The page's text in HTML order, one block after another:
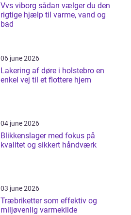
Vvs viborg sådan vælger du den
rigtige hjælp til varme, vand og
bad
06 june 2026
Lakering af døre i holstebro en
enkel vej til et flottere hjem
04 june 2026
Blikkenslager med fokus på
kvalitet og sikkert håndværk
03 june 2026
Træbriketter som effektiv og
miljøvenlig varmekilde